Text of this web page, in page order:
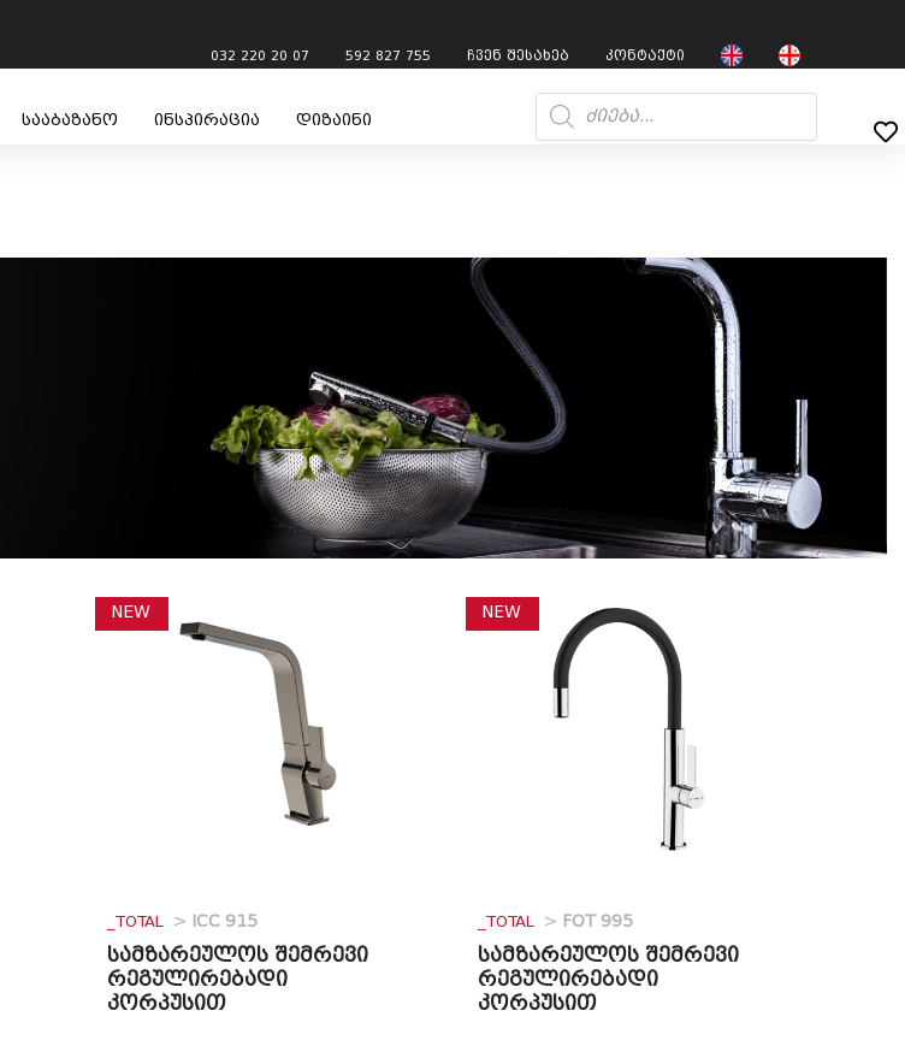
032 220 20 07 592 827 755 ჩვენ შესახებ კონტაქტი
სააბაზანო ინსპირაცია დიზაინი
NEW
_TOTAL > ICC 915
სამზარეულოს შემრევი
რეგულირებადი
კორპუსით
NEW
_TOTAL > FOT 995
სამზარეულოს შემრევი
რეგულირებადი
კორპუსით